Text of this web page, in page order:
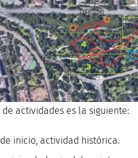
actividades es la siguiente:
inicio, actividad histórica.